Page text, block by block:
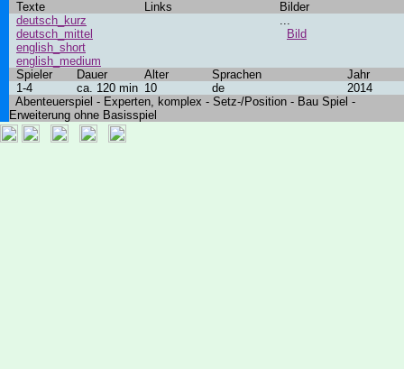
Texte Links
Bilder
deutsch_kurz
deutsch_mittel
english_short
english_medium
...
Bild
Spieler Dauer Alter Sprachen
Jahr
1-4
ca. 120 min 10 de
2014
Abenteuerspiel - Experten, komplex - Setz-/Position - Bau Spiel -
Erweiterung ohne Basisspiel